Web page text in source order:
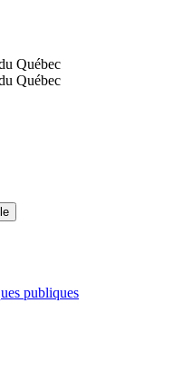
publiques